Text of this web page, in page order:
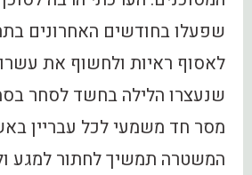
שפעלו בחודשים האחרונים
לאסוף ראיות ולחשוף את
שנעצרו הלילה בחשד לסחר
מסר חד משמעי לכל עבריין
המשטרה תמשיך לחתור למגע